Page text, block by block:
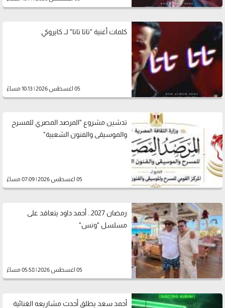
كلمات أغنية "تاتا تاتا" لــ كايروكي
05 اغسطس 2026 | 10:13 مساءً
تدشين مشروع "المرصد المصري للمسرح
والموسيقى والفنون الشعبية"
05 اغسطس 2026 | 07:09 مساءً
رمضان 2027.. أحمد داود يتعاقد على
مسلسل "ونس"
05 اغسطس 2026 | 05:58 مساءً
أحمد سعد يطلق أحدث مشاريعه الغنائية